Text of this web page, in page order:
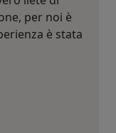
per noi è
è stata